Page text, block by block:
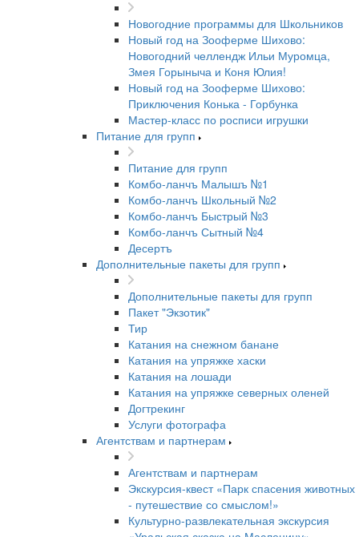
Новогодние программы для Школьников
Новый год на Зооферме Шихово:
Новогодний челлендж Ильи Муромца,
Змея Горыныча и Коня Юлия!
Новый год на Зооферме Шихово:
Приключения Конька - Горбунка
Мастер-класс по росписи игрушки
Питание для групп
Питание для групп
Комбо-ланчъ Малышъ №1
Комбо-ланчъ Школьный №2
Комбо-ланчъ Быстрый №3
Комбо-ланчъ Сытный №4
Десертъ
Дополнительные пакеты для групп
Дополнительные пакеты для групп
Пакет "Экзотик"
Тир
Катания на снежном банане
Катания на упряжке хаски
Катания на лошади
Катания на упряжке северных оленей
Догтрекинг
Услуги фотографа
Агентствам и партнерам
Агентствам и партнерам
Экскурсия-квест «Парк спасения животных
- путешествие со смыслом!»
Культурно-развлекательная экскурсия